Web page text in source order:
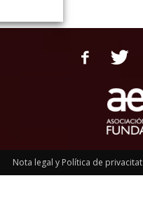
Nota legal y Política de privacitat